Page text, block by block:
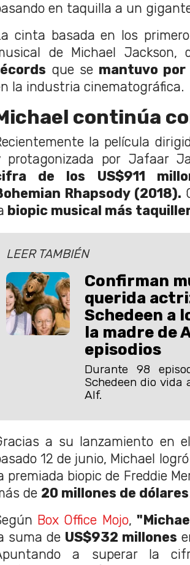
en taquilla a un
cinta basada en los
de Michael Jackson,
que se mantuvo
la industria cinematográfica.
continúa
la película
protagonizada por Jafaar
de los US$911
Rhapsody (2018).
biopic musical más
LEER TAMBIÉN
Confirman
querida
Schedeen a
la madre de
episodios
Durante 98
Schedeen dio vida
Alf.
a su lanzamiento en el
12 de junio, Michael
premiada biopic de Freddie
de 20 millones de dólares
Box Office Mojo,
suma de US$932 millones
a superar la